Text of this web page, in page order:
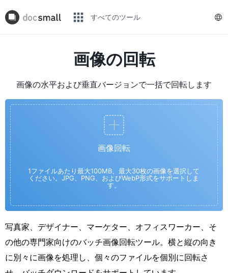
すべてのツール
画像の回転
画像の水平および垂直バージョンで一括で回転します
画像回転
1ファイルあたり最大100MB、最大30枚の画像を選択して
ください。JPG、PNG、およびWebP形式をサポートしま
す。
写真家、デザイナー、マーケター、オフィスワーカー、そ
の他の専門家向けのバッチ画像回転ツール。横と縦の向き
に別々に画像を処理し、個々のファイルを個別に回転さ